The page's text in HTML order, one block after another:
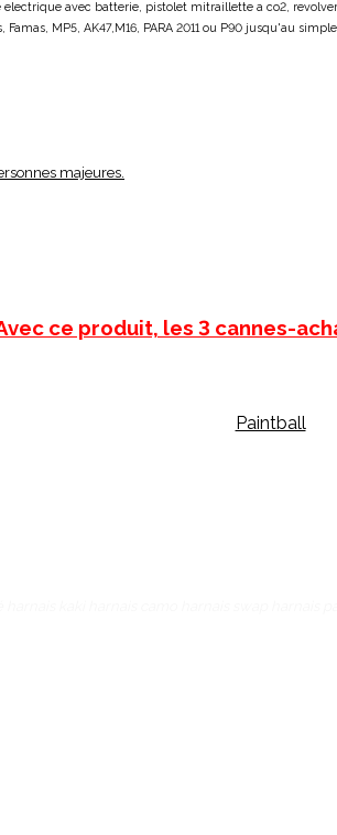
avec batterie, pistolet mitraillette a co2,
MP5, AK47,M16, PARA 2011 ou P90 jusqu'au
majeures.
ce produit, les 3 cannes-
Paintball